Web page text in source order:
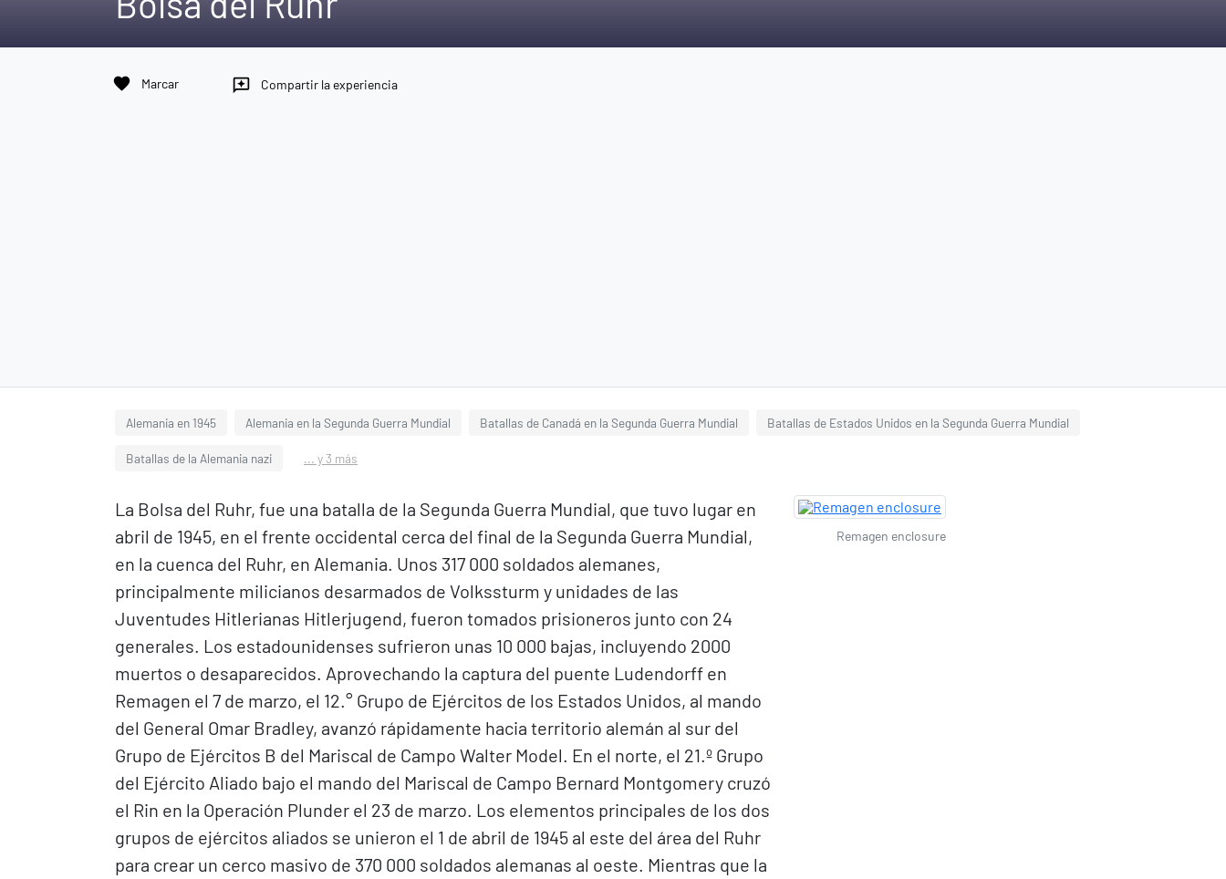
favorite Marcar reviews Compartir la experiencia
Alemania en 1945 Alemania en la Segunda Guerra Mundial Batallas de Canadá en la Segunda Guerra Mundial Batallas de Estados Unidos en la Segunda Guerra Mundial
Batallas de la Alemania nazi ... y 3 más
La Bolsa del Ruhr, fue una batalla de la Segunda Guerra Mundial, que tuvo lugar en
abril de 1945, en el frente occidental cerca del final de la Segunda Guerra Mundial,
en la cuenca del Ruhr, en Alemania. Unos 317 000 soldados alemanes,
principalmente milicianos desarmados de Volkssturm y unidades de las
Juventudes Hitlerianas Hitlerjugend, fueron tomados prisioneros junto con 24
generales. Los estadounidenses sufrieron unas 10 000 bajas, incluyendo 2000
muertos o desaparecidos. Aprovechando la captura del puente Ludendorff en
Remagen el 7 de marzo, el 12.° Grupo de Ejércitos de los Estados Unidos, al mando
del General Omar Bradley, avanzó rápidamente hacia territorio alemán al sur del
Grupo de Ejércitos B del Mariscal de Campo Walter Model. En el norte, el 21.º Grupo
del Ejército Aliado bajo el mando del Mariscal de Campo Bernard Montgomery cruzó
el Rin en la Operación Plunder el 23 de marzo. Los elementos principales de los dos
grupos de ejércitos aliados se unieron el 1 de abril de 1945 al este del área del Ruhr
para crear un cerco masivo de 370 000 soldados alemanas al oeste. Mientras que la
Remagen enclosure